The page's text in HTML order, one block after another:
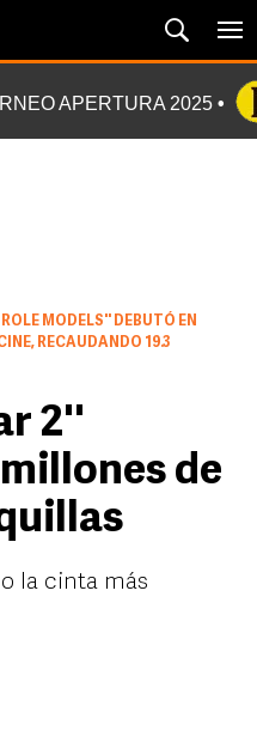
APERTURA 2025
MODELS'' DEBUTÓ EN
RECAUDANDO 19.3
2''
de
la cinta más